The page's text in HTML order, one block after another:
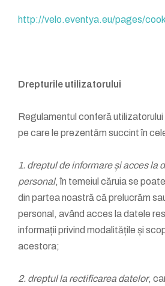
http://velo.eventya.eu/pages/
Drepturile utilizatorului
Regulamentul conferă utilizatorului
pe care le prezentăm succint în
1. dreptul de informare și acces la
personal, în temeiul căruia se
din partea noastră că prelucrăm
personal, având acces la datele
informații privind modalitățile și
acestora;
2. dreptul la rectificarea datelor,